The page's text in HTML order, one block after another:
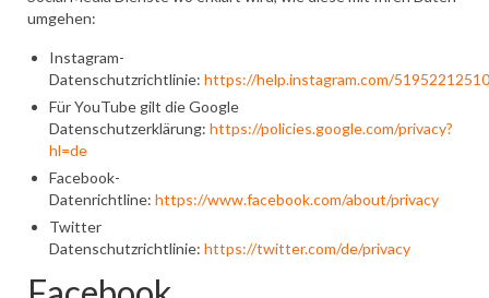
umgehen:
Instagram-
Datenschutzrichtlinie: https://help.instagram.com/
Für YouTube gilt die Google
Datenschutzerklärung: https://policies.google.com/privacy?
hl=de
Facebook-
Datenrichtline: https://www.facebook.com/about/privacy
Twitter
Datenschutzrichtlinie: https://twitter.com/de/privacy